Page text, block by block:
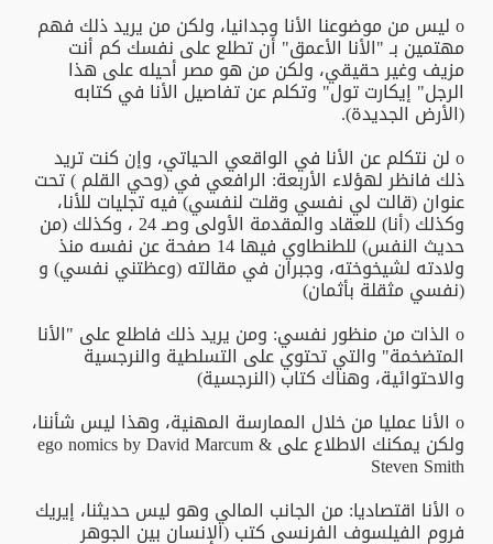
o ليس من موضوعنا الأنا وجدانيا، ولكن من يريد ذلك فهم
مهتمين بـ "الأنا الأعمق" أن تطلع على نفسك كم أنت
مزيف وغير حقيقي، ولكن من هو مصر أحيله على هذا
الرجل" إيكارت تول" وتكلم عن تفاصيل الأنا في كتابه
(الأرض الجديدة).
o لن نتكلم عن الأنا في الواقعي الحياتي، وإن كنت تريد
ذلك فانظر لهؤلاء الأربعة: الرافعي في (وحي القلم ) تحت
عنوان (قالت لي نفسي وقلت لنفسي) فيه تجليات للأنا،
وكذلك (أنا) للعقاد والمقدمة الأولى وصـ 24 ، وكذلك (من
حديث النفس) للطنطاوي فيها 14 صفحة عن نفسه منذ
ولادته لشيخوخته، وجبران في مقالته (وعظتني نفسي) و
(نفسي مثقلة بأثمان)
o الذات من منظور نفسي: ومن يريد ذلك فاطلع على "الأنا
المتضخمة" والتي تحتوي على التسلطية والنرجسية
والاحتوائية، وهناك كتاب (النرجسية)
o الأنا عمليا من خلال الممارسة المهنية، وهذا ليس شأننا،
ولكن يمكنك الاطلاع على ego nomics by David Marcum &
Steven Smith
o الأنا اقتصاديا: من الجانب المالي وهو ليس حديثنا، إيريك
فروم الفيلسوف الفرنسي كتب (الإنسان بين الجوهر